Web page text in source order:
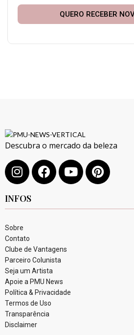
QUERO RECEBER
Descubra o mercado da beleza
INFOS
Sobre
Contato
Clube de Vantagens
Parceiro Colunista
Seja um Artista
Apoie a PMU News
Política & Privacidade
Termos de Uso
Transparência
Disclaimer